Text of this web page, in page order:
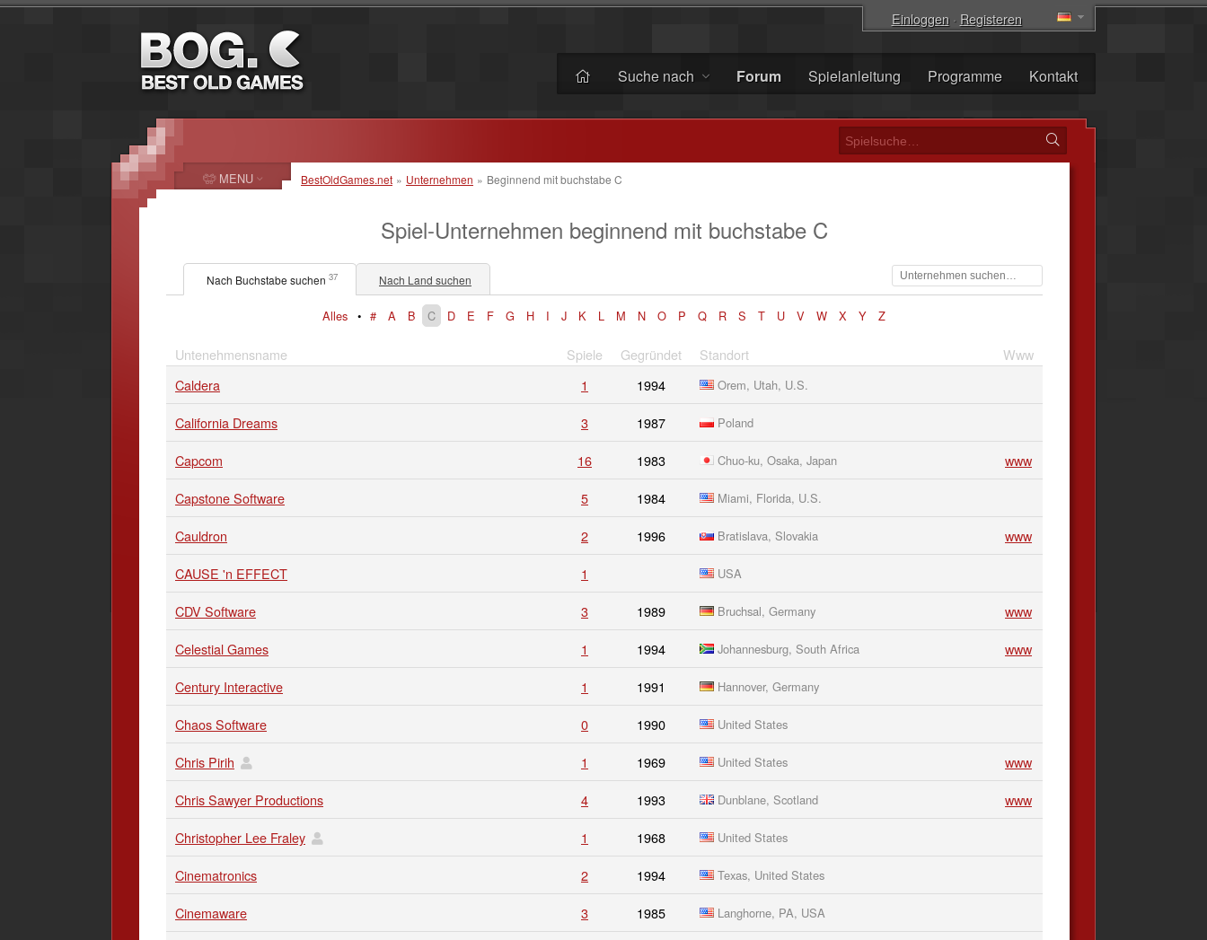
Einloggen· Registeren
Suche nach Forum Spielanleitung Programme Kontakt
BestOldGames.net » Unternehmen » Beginnend mit buchstabe C
Spiel-Unternehmen beginnend mit buchstabe C
Nach Buchstabe suchen 37 Nach Land suchen
Alles • # A B C D E F G H I J K L M N O P Q R S T U V W X Y Z
Untenehmensname Spiele Gegründet Standort
Www
Caldera
1 1994 Orem, Utah, U.S.
California Dreams 3 1987 Poland
Capcom 16 1983 Chuo-ku, Osaka, Japan
www
Capstone Software
5 1984 Miami, Florida, U.S.
Cauldron 2 1996 Bratislava, Slovakia
www
CAUSE 'n EFFECT
1 USA
CDV Software 3 1989 Bruchsal, Germany
www
Celestial Games
1 1994 Johannesburg, South Africa
www
Century Interactive
1 1991 Hannover, Germany
Chaos Software 0 1990 United States
Chris Pirih 1 1969 United States
www
Chris Sawyer Productions
4 1993 Dunblane, Scotland
www
Christopher Lee Fraley
1 1968 United States
Cinematronics 2 1994 Texas, United States
Cinemaware 3 1985 Langhorne, PA, USA
MENU